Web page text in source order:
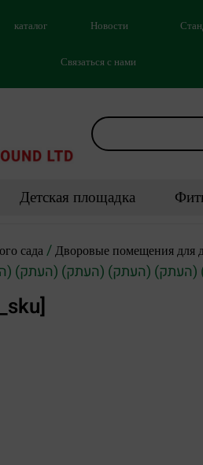
каталог Новости
Связаться с нами
Детская площадка
сада/Дворовые помещения для